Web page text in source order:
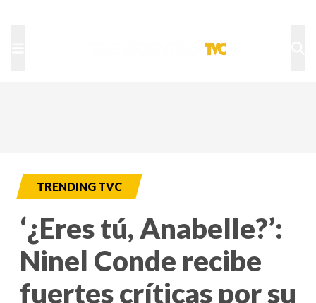
TRENDING TVC
‘¿Eres tú, Anabelle?’:
Ninel Conde recibe
fuertes críticas por su